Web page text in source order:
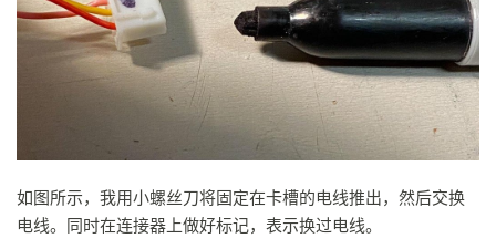
如图所示，我用小螺丝刀将固定在卡槽的电线推出，然后交换
电线。同时在连接器上做好标记，表示换过电线。